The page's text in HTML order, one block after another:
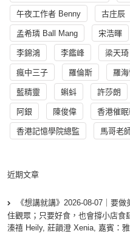
午夜工作者 Benny 古庄辰
孟希璘 Ball Mang 宋浩暉
李錦鴻 李鑑峰 梁天琦
瘋中三子 羅倫斯 羅海
藍精靈 蝌蚪 許莎朗
阿銀 陳俊偉 香港催
香港記憶學院總監 馬哥老
近期文章
《想講就講》2026-08-07｜要
住觀眾；只要好食，也會撐小店食
溱禧 Heily, 莊韻澄 Xenia, 嘉賓：